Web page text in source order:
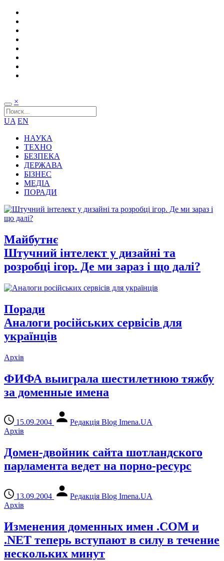
×
UA EN
НАУКА
ТЕХНО
БЕЗПЕКА
ДЕРЖАВА
БІЗНЕС
МЕДІА
ПОРАДИ
Майбутнє
Штучний інтелект у дизайні та
розробці ігор. Де ми зараз і що далі?
Поради
Аналоги російських сервісів для
українців
Архів
ФИФА выиграла шестилетнюю тяжбу
за доменные имена
15.09.2004
Редакція Blog Imena.UA
Архів
Домен-двойник сайта шотландского
парламента ведет на порно-ресурс
13.09.2004
Редакція Blog Imena.UA
Архів
Изменения доменных имен .COM и
.NET теперь вступают в силу в течение
нескольких минут